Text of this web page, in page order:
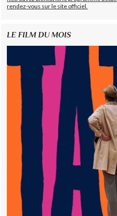
rendez-vous sur le site officiel.
LE FILM DU MOIS